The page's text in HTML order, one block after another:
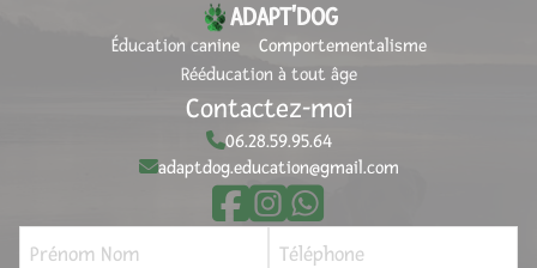
ADAPT'DOG
Éducation canine
Comportementalisme
Rééducation à tout âge
Contactez-moi
06.28.59.95.64
adaptdog.education@gmail.com